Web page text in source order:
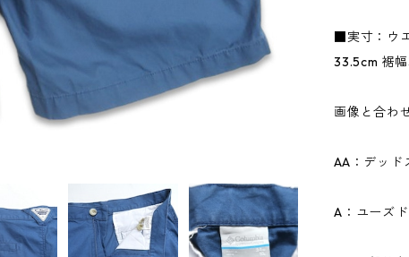
■実寸：ウ
33.5cm 裾
画像と合わ
AA：デッド
A：ユーズ